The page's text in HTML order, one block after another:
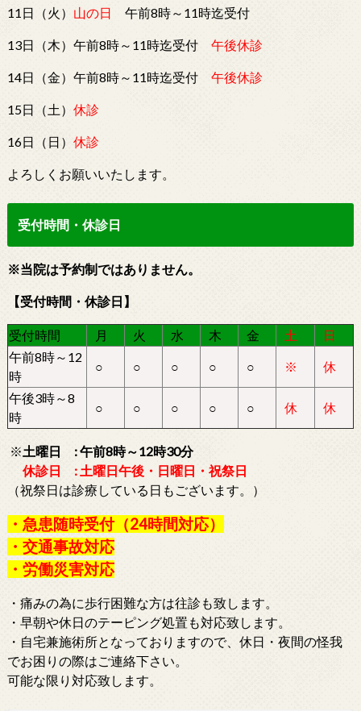
11日（火） 山の日 午前8時～11時迄受付
13日（木）午前8時～11時迄受付 午後休診
14日（金）午前8時～11時迄受付 午後休診
15日（土） 休診
16日（日） 休診
よろしくお願いいたします。
受付時間・休診日
※当院は予約制ではありません。
【受付時間・休診日】
受付時間 月 火 水 木 金 土
日
午前8時～12
時
○ ○ ○ ○ ○ ※ 休
午後3時～8
時
○ ○ ○ ○ ○ 休 休
※土曜日 : 午前8時～12時30分
休診日 : 土曜日午後・日曜日・祝祭日
（祝祭日は診療している日もございます。）
・急患随時受付（24時間対応）
・交通事故対応
・労働災害対応
・痛みの為に歩行困難な方は往診も致します。
・早朝や休日のテーピング処置も対応致します。
・自宅兼施術所となっておりますので、休日・夜間の怪我
でお困りの際はご連絡下さい。
可能な限り対応致します。